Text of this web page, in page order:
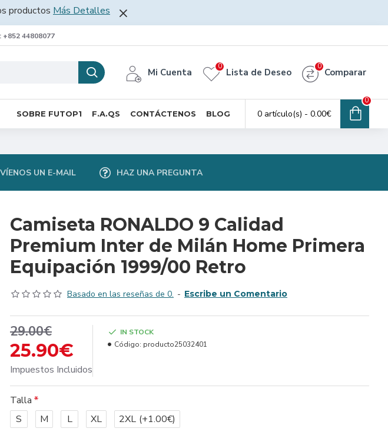
productos Más Detalles
+852 44808077
Mi Cuenta Lista de Deseo
0
Comparar
0
SOBRE FUTOP1 F.A.QS CONTÁCTENOS BLOG 0 artículo(s) - 0.00€
0
UN E-MAIL HAZ UNA PREGUNTA
Camiseta RONALDO 9 Calidad
Premium Inter de Milán Home Primera
Equipación 1999/00 Retro
Basado en las reseñas de 0. - Escribe un Comentario
25.90€
29.00€
Impuestos Incluidos
IN STOCK
Código: producto25032401
Talla
S
M L XL 2XL (+1.00€)